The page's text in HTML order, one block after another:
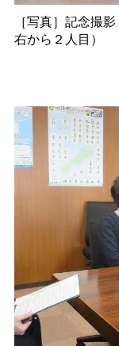
［写真］記念撮
右から２人目）